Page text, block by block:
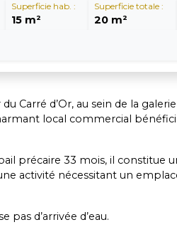
Superficie hab. :
15 m²
Superficie totale :
20 m²
Carré d’Or, au sein de la
local commercial
précaire 33 mois, il constitue
activité nécessitant un
pas d’arrivée d’eau.